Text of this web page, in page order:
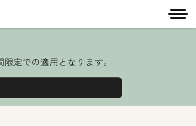
メ
定での適用となります。